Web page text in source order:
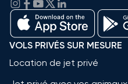
VOLS PRIVÉS SUR MESURE
Location de jet privé